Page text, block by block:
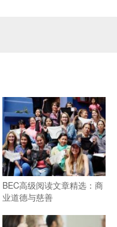
BEC高级阅读文章精选：商
业道德与慈善